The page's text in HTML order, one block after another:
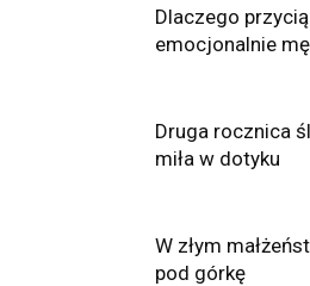
Dlaczego
emocjonalnie
Druga rocznica
miła w dotyku
W złym
pod górkę